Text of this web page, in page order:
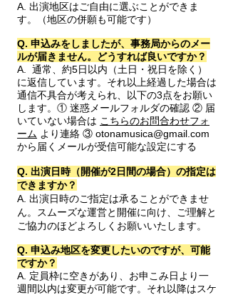
A. 出演地区はご自由に選ぶことができま
す。（地区の併願も可能です）
Q. 申込みをしましたが、事務局からのメー
ルが届きません。どうすれば良いですか？
A. 通常、約5日以内（土日・祝日を除く）
に返信しています。それ以上経過した場合は
通信不具合が考えられ、以下の3点をお願い
します。① 迷惑メールフォルダの確認 ② 届
いていない場合は こちらのお問合わせフォ
ーム より連絡 ③ otonamusica@gmail.com
から届くメールが受信可能な設定にする
Q. 出演日時（開催が2日間の場合）の指定は
できますか？
A. 出演日時のご指定は承ることができませ
ん。スムーズな運営と開催に向け、ご理解と
ご協力のほどよろしくお願いいたします。
Q. 申込み地区を変更したいのですが、可能
ですか？
A. 定員枠に空きがあり、お申こみ日より一
週間以内は変更が可能です。それ以降はスケ